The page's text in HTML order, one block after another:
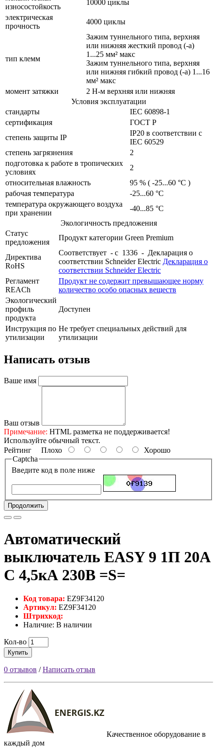
износостойкость
10000 циклы
электрическая
прочность
4000 циклы
тип клемм
Зажим туннельного типа, верхняя
или нижняя жесткий провод (-а)
1...25 мм² макс
Зажим туннельного типа, верхняя
или нижняя гибкий провод (-а) 1...16
мм² макс
момент затяжки
2 Н-м верхняя или нижняя
Условия эксплуатации
стандарты
IEC 60898-1
сертификация
ГОСТ Р
cтепень защиты IP
IP20 в соответствии с
IEC 60529
степень загрязнения
2
подготовка к работе в тропических
условиях
2
относительная влажность
95 % ( -25...60 °C )
рабочая температура
-25...60 °C
температура окружающего воздуха
при хранении
-40...85 °C
Экологичность предложения
Статус
предложения
Продукт категории Green Premium
Директива
RoHS
Соответствует - с 1336 - Декларация о
соответствии Schneider Electric Декларация о
соответствии Schneider Electric
Регламент
REACh
Продукт не содержит превышающее норму
количество особо опасных веществ
Экологический
профиль
продукта
Доступен
Инструкция по
утилизации
Не требует специальных действий для
утилизации
Написать отзыв
Ваше имя
Ваш отзыв
Примечание: HTML разметка не поддерживается!
Используйте обычный текст.
Рейтинг Плохо
Хорошо
Captcha
Введите код в поле ниже
Продолжить
Автоматический
выключатель EASY 9 1П 20А
С 4,5кА 230В =S=
Код товара: EZ9F34120
Артикул: EZ9F34120
Штрихкод:
Наличие: В наличии
Кол-во
Купить
0 отзывов /Написать отзыв
Качественное оборудование в
каждый дом